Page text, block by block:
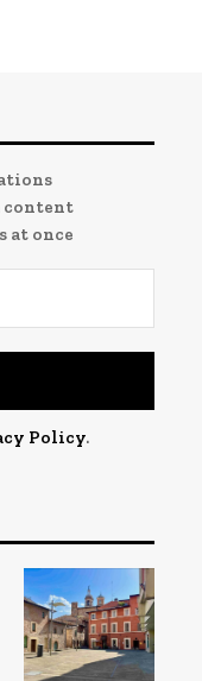
content
at once
Policy.